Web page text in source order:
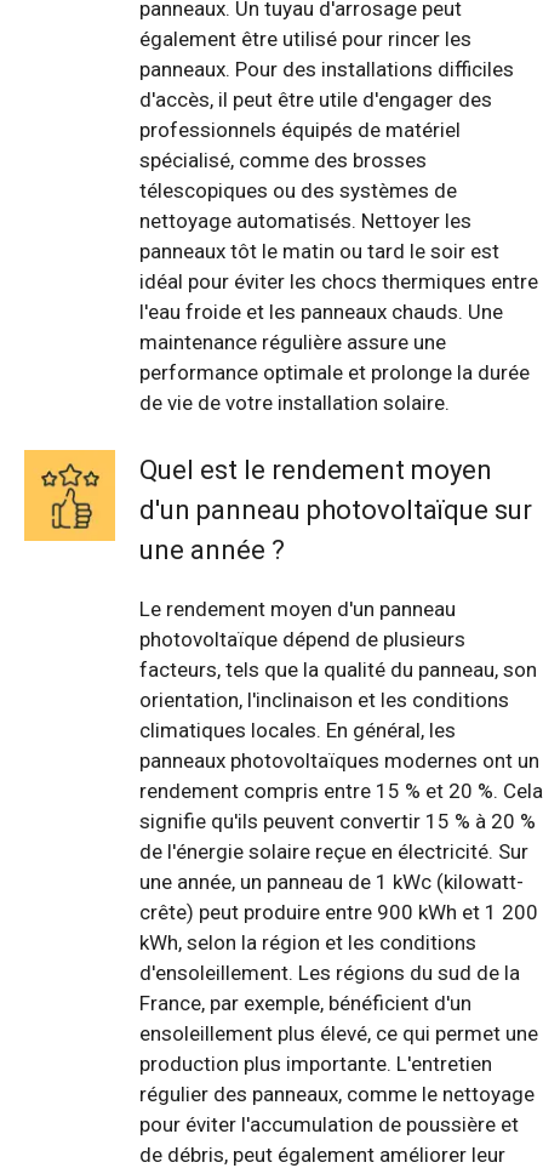
panneaux. Un tuyau d'arrosage peut
également être utilisé pour rincer les
panneaux. Pour des installations difficiles
d'accès, il peut être utile d'engager des
professionnels équipés de matériel
spécialisé, comme des brosses
télescopiques ou des systèmes de
nettoyage automatisés. Nettoyer les
panneaux tôt le matin ou tard le soir est
idéal pour éviter les chocs thermiques entre
l'eau froide et les panneaux chauds. Une
maintenance régulière assure une
performance optimale et prolonge la durée
de vie de votre installation solaire.
Quel est le rendement moyen
d'un panneau photovoltaïque sur
une année ?
Le rendement moyen d'un panneau
photovoltaïque dépend de plusieurs
facteurs, tels que la qualité du panneau, son
orientation, l'inclinaison et les conditions
climatiques locales. En général, les
panneaux photovoltaïques modernes ont un
rendement compris entre 15 % et 20 %. Cela
signifie qu'ils peuvent convertir 15 % à 20 %
de l'énergie solaire reçue en électricité. Sur
une année, un panneau de 1 kWc (kilowatt-
crête) peut produire entre 900 kWh et 1 200
kWh, selon la région et les conditions
d'ensoleillement. Les régions du sud de la
France, par exemple, bénéficient d'un
ensoleillement plus élevé, ce qui permet une
production plus importante. L'entretien
régulier des panneaux, comme le nettoyage
pour éviter l'accumulation de poussière et
de débris, peut également améliorer leur